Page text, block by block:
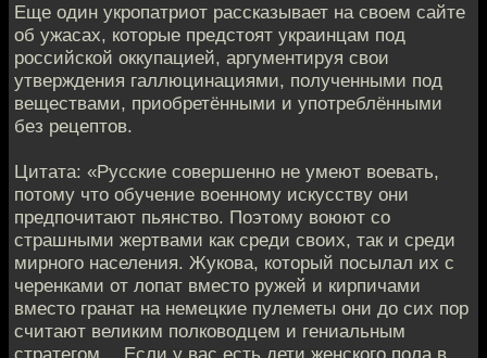
Еще один укропатриот рассказывает на своем сайте
об ужасах, которые предстоят украинцам под
российской оккупацией, аргументируя свои
утверждения галлюцинациями, полученными под
веществами, приобретёнными и употреблёнными
без рецептов.
Цитата: «Русские совершенно не умеют воевать,
потому что обучение военному искусству они
предпочитают пьянство. Поэтому воюют со
страшными жертвами как среди своих, так и среди
мирного населения. Жукова, который посылал их с
черенками от лопат вместо ружей и кирпичами
вместо гранат на немецкие пулеметы они до сих пор
считают великим полководцем и гениальным